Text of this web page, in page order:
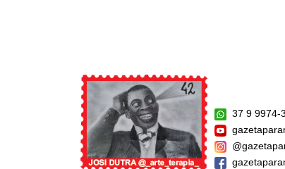
37 9 9974-